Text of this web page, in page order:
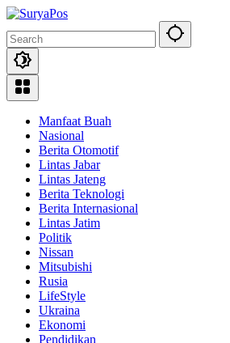
Skip
content
Manfaat Buah
Nasional
Berita Otomotif
Lintas Jabar
Lintas Jateng
Berita Teknologi
Berita Internasional
Lintas Jatim
Politik
Nissan
Mitsubishi
Rusia
LifeStyle
Ukraina
Ekonomi
Pendidikan